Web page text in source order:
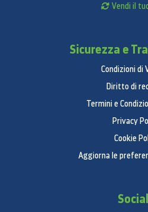
Vendi il
Sicurezza e
Condizioni di
Diritto di
Termini e
Privacy
Cookie
Aggiorna le
Social